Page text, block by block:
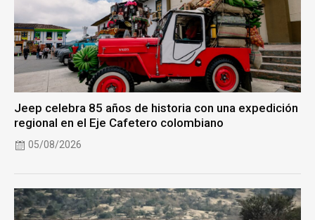
Jeep celebra 85 años de historia con una expedición
regional en el Eje Cafetero colombiano
05/08/2026